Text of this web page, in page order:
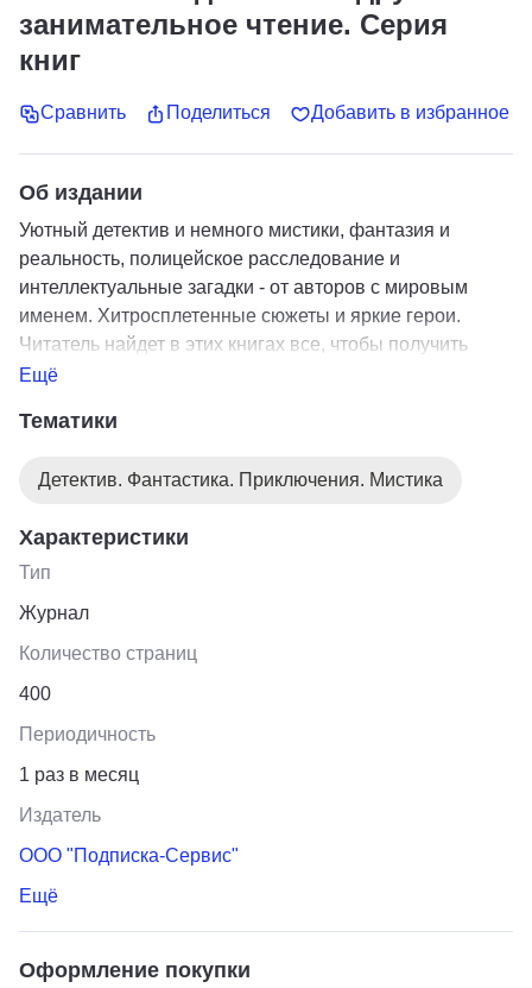
занимательное чтение. Серия
книг
Сравнить Поделиться Добавить в избранное
Об издании
Уютный детектив и немного мистики, фантазия и
реальность, полицейское расследование и
интеллектуальные загадки - от авторов с мировым
именем. Хитросплетенные сюжеты и яркие герои.
Читатель найдет в этих книгах все, чтобы получить
удовольствие и поломать голову. Для домашних
Ещё
Тематики
Детектив. Фантастика. Приключения. Мистика
Характеристики
Тип
Журнал
Количество страниц
400
Периодичность
1 раз в месяц
Издатель
ООО "Подписка-Сервис"
Ещё
Оформление покупки